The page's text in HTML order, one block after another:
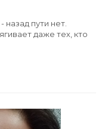
пути нет.
даже тех, кто